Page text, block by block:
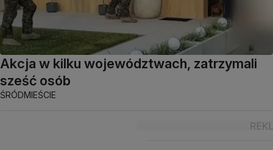
Akcja w kilku województwach, zatrzymali
sześć osób
ŚRÓDMIEŚCIE